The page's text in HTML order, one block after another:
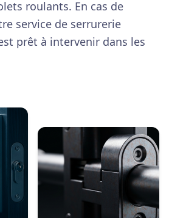
roulants. En cas de
service de serrurerie
prêt à intervenir dans les